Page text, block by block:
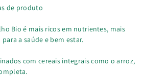
de produto
Bio é mais ricos em nutrientes, mais
a saúde e bem estar.
com cereais integrais como o arroz,